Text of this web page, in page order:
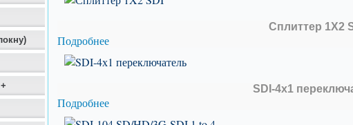
Сплиттер 1X2
Подробнее
SDI-4х1
Подробнее